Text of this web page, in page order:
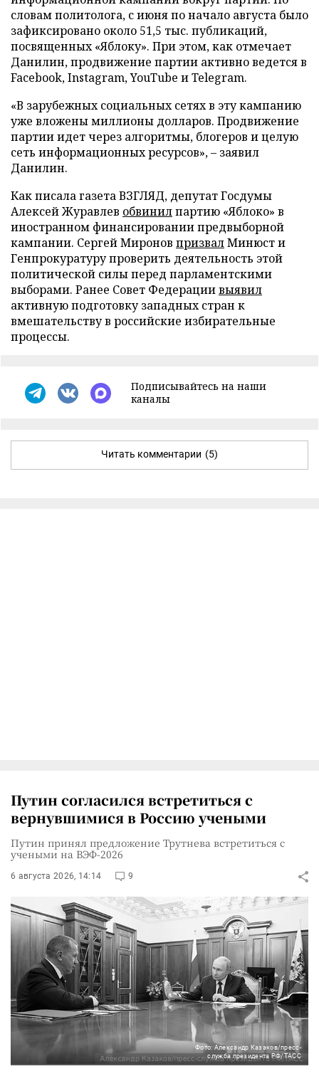
словам политолога, с июня по начало августа было
зафиксировано около 51,5 тыс. публикаций,
посвященных «Яблоку». При этом, как отмечает
Данилин, продвижение партии активно ведется в
Facebook, Instagram, YouTube и Telegram.
«В зарубежных социальных сетях в эту кампанию
уже вложены миллионы долларов. Продвижение
партии идет через алгоритмы, блогеров и целую
сеть информационных ресурсов», – заявил
Данилин.
Как писала газета ВЗГЛЯД, депутат Госдумы
Алексей Журавлев обвинилпартию «Яблоко» в
иностранном финансировании предвыборной
кампании. Сергей Миронов призвалМинюст и
Генпрокуратуру проверить деятельность этой
политической силы перед парламентскими
выборами. Ранее Совет Федерациивыявил
активную подготовку западных стран к
вмешательству в российские избирательные
процессы.
Подписывайтесь на наши
каналы
Читать комментарии (5)
Путин согласился встретиться с
вернувшимися в Россию учеными
Путин принял предложение Трутнева встретиться с
учеными на ВЭФ-2026
6 августа 2026, 14:14 9
Фото: Александр Казаков/пресс-
служба президента РФ/ТАСС